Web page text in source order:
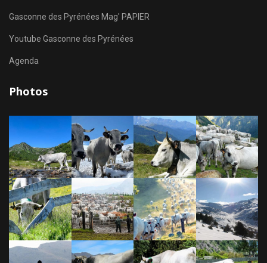
Gasconne des Pyrénées Mag' PAPIER
Youtube Gasconne des Pyrénées
Agenda
Photos